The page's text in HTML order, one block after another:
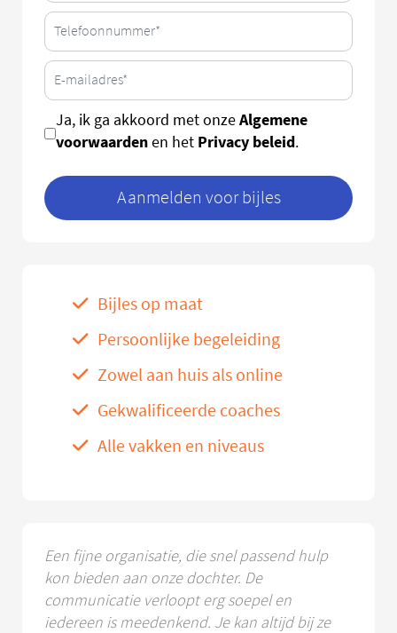
Ja, ik ga akkoord met onzeAlgemene
voorwaardenen het Privacy beleid.
Aanmelden voor bijles
Bijles op maat
Persoonlijke begeleiding
Zowel aan huis als online
Gekwalificeerde coaches
Alle vakken en niveaus
Een fijne organisatie, die snel passend hulp
kon bieden aan onze dochter. De
communicatie verloopt erg soepel en
iedereen is meedenkend. Je kan altijd bij ze